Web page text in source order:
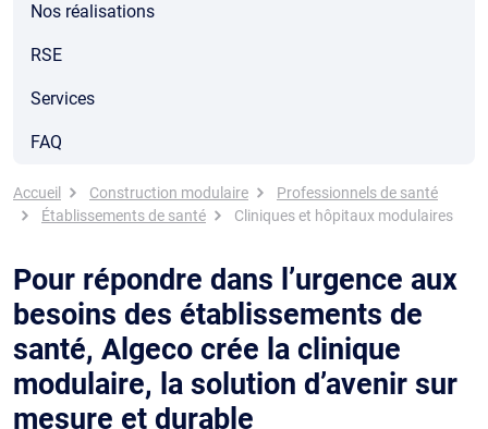
Nos réalisations
RSE
Services
FAQ
Fil d'Ariane
Accueil Construction modulaire
Professionnels de santé
Établissements de santé
Cliniques et hôpitaux modulaires
Pour répondre dans l’urgence aux
besoins des établissements de
santé, Algeco crée la clinique
modulaire, la solution d’avenir sur
mesure et durable